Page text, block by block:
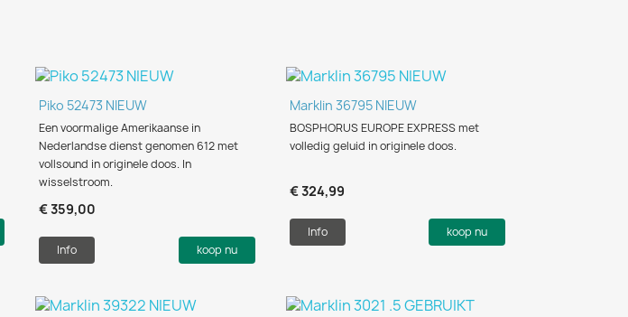
Snel bekijken
Piko 52473 NIEUW
Een voormalige Amerikaanse in
Nederlandse dienst genomen 612 met
vollsound in originele doos. In
wisselstroom.
€ 359,00
Info koop nu
Snel bekijken
Marklin 36795 NIEUW
BOSPHORUS EUROPE EXPRESS met
volledig geluid in originele doos.
€ 324,99
Info koop nu